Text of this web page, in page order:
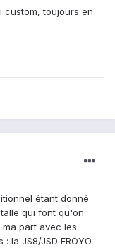
custom, toujours en
étant donné
qui font qu'on
part avec les
la JS8/JSD FROYO